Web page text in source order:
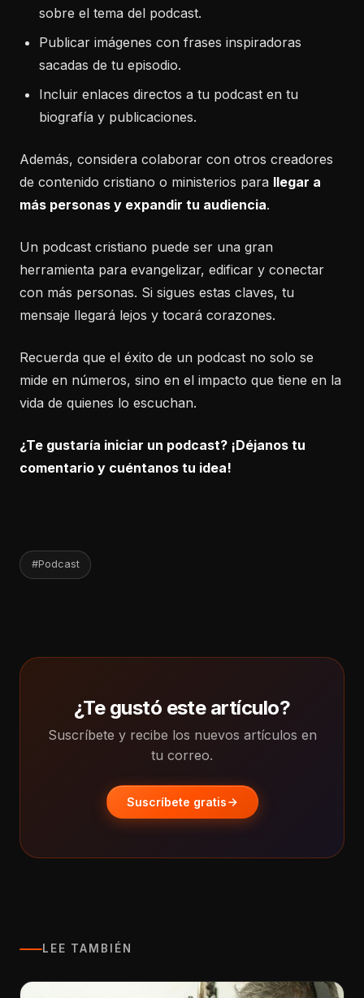
sobre el tema del podcast.
Publicar imágenes con frases inspiradoras
sacadas de tu episodio.
Incluir enlaces directos a tu podcast en tu
biografía y publicaciones.
Además, considera colaborar con otros creadores
de contenido cristiano o ministerios para llegar a
más personas y expandir tu audiencia.
Un podcast cristiano puede ser una gran
herramienta para evangelizar, edificar y conectar
con más personas. Si sigues estas claves, tu
mensaje llegará lejos y tocará corazones.
Recuerda que el éxito de un podcast no solo se
mide en números, sino en el impacto que tiene en la
vida de quienes lo escuchan.
¿Te gustaría iniciar un podcast? ¡Déjanos tu
comentario y cuéntanos tu idea!
#Podcast
¿Te gustó este artículo?
Suscríbete y recibe los nuevos artículos en
tu correo.
Suscríbete gratis
LEE TAMBIÉN